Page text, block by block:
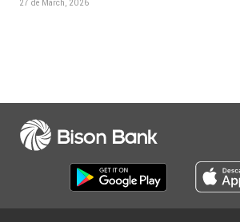
27 de March, 2026